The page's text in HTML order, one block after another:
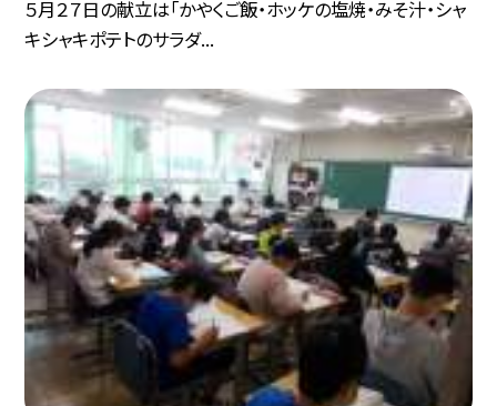
５月２７日の献立は「かやくご飯・ホッケの塩焼・みそ汁・シャ
キシャキポテトのサラダ...